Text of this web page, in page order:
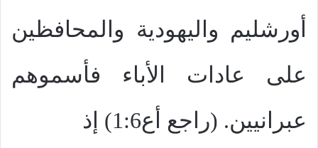
أورشليم واليهودية والمحافظين
على عادات الأباء فأسموهم
عبرانيين. (راجع أع1:6) إذ